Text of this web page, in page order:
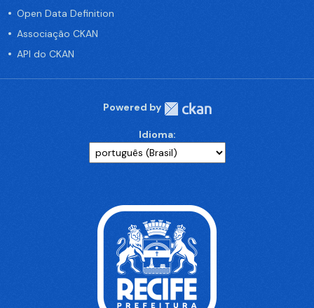
Open Data Definition
Associação CKAN
API do CKAN
Powered by
Idioma